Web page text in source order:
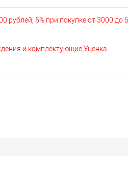
рублей, 5% при покупке от 3000 до
и комплектующие,Уценка.